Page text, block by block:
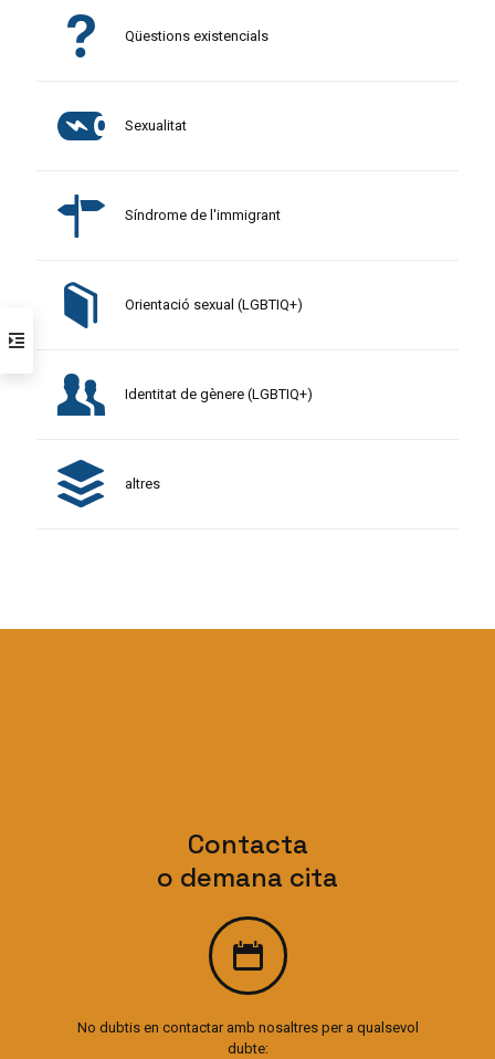
Qüestions existencials
Sexualitat
Síndrome de l'immigrant
Orientació sexual (LGBTIQ+)
Identitat de gènere (LGBTIQ+)
altres
Contacta
o demana cita
No dubtis en contactar amb nosaltres per a qualsevol
dubte: